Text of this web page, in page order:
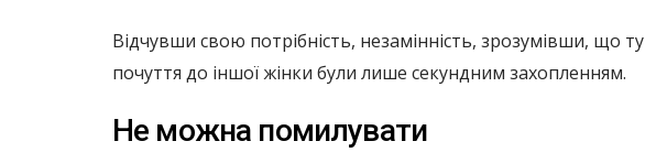
Відчувши свою потрібність, незамінність, зрозумівши, що
почуття до іншої жінки були лише секундним захопленням.
Не можна помилувати